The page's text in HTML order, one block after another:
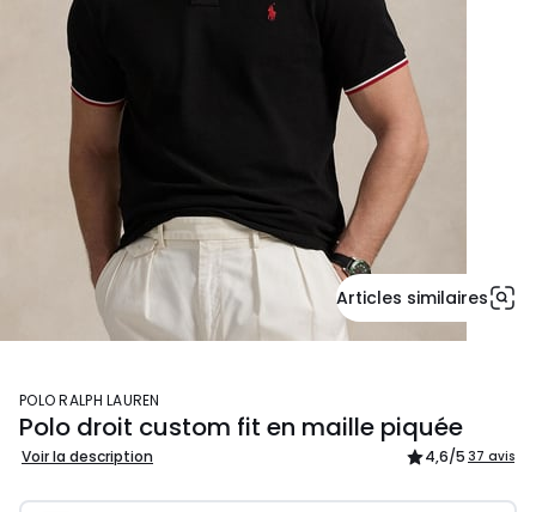
Articles similaires
POLO RALPH LAUREN
Polo droit custom fit en maille piquée
Voir la description 4,6/5 37 avis